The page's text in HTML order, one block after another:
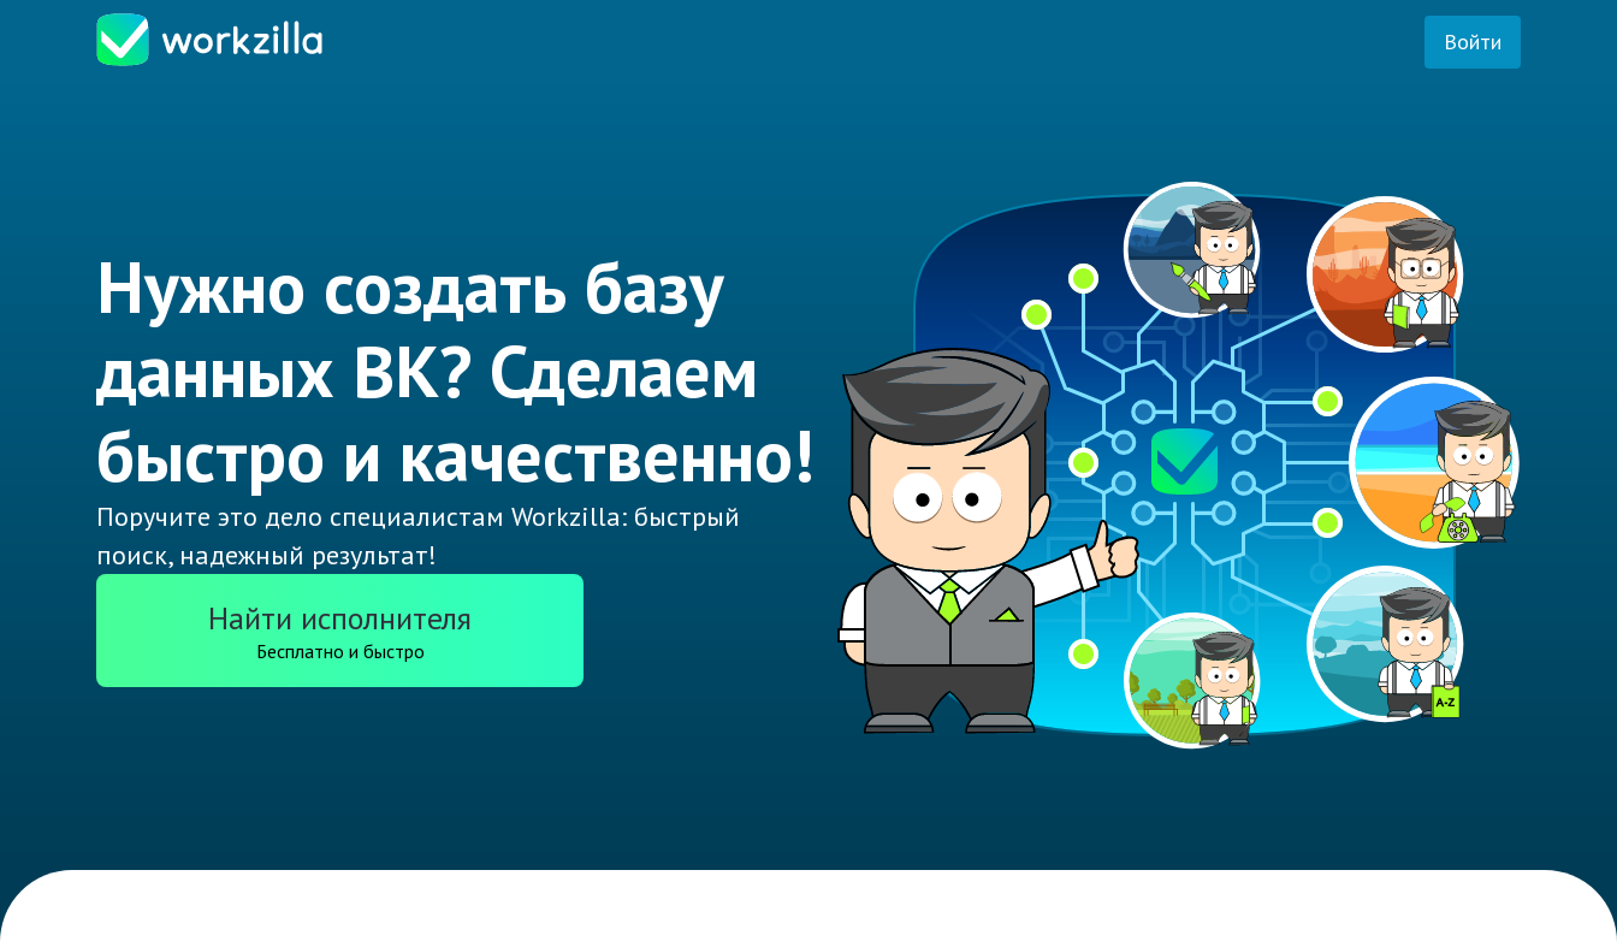
Войти
Нужно создать базу
данных ВК? Сделаем
быстро и качественно!
Поручите это дело специалистам Workzilla: быстрый
поиск, надежный результат!
Найти исполнителя
Бесплатно и быстро